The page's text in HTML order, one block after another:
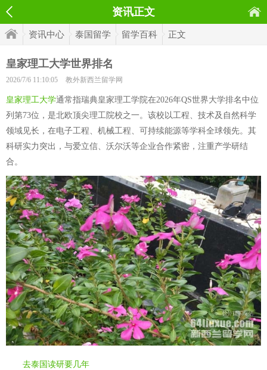
资讯正文
资讯中心 泰国留学 留学百科 正文
皇家理工大学世界排名
2026/7/6 11:10:05 教外新西兰留学网
皇家理工大学通常指瑞典皇家理工学院在2026年QS世界大学排名中位
列第73位，是北欧顶尖理工院校之一。该校以工程、技术及自然科学
领域见长，在电子工程、机械工程、可持续能源等学科全球领先。其
科研实力突出，与爱立信、沃尔沃等企业合作紧密，注重产学研结
合。
去泰国读研要几年